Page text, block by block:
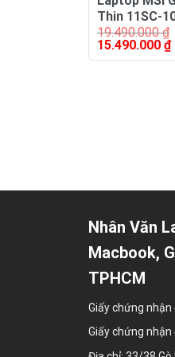
Thin 11SC-
19.490.000₫
Giá
15.490.000 ₫
Nhân Văn
Macbook,
TPHCM
Giấy chứng
Giấy chứng